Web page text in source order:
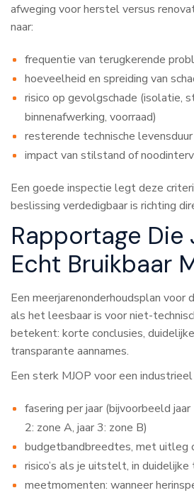
afweging voor herstel versus
naar:
frequentie van terugkerende
hoeveelheid en spreiding van
risico op gevolgschade (isolatie,
binnenafwerking, voorraad)
resterende technische
impact van stilstand of
Een goede inspectie legt deze
beslissing verdedigbaar is richting
Rapportage Die
Echt Bruikbaar
Een meerjarenonderhoudsplan voor
als het leesbaar is voor niet-
betekent: korte conclusies,
transparante aannames.
Een sterk MJOP voor een
fasering per jaar (bijvoorbeeld
2: zone A, jaar 3: zone B)
budgetbandbreedtes, met uitleg
risico’s als je uitstelt, in duidelijke
meetmomenten: wanneer